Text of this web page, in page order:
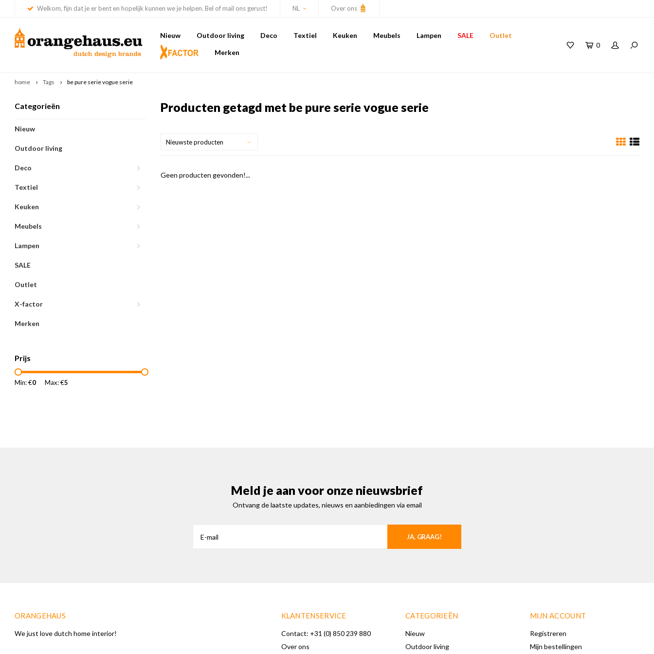
Welkom, fijn dat je er bent en hopelijk kunnen we je helpen. Bel of mail ons gerust! NL Over ons
Nieuw Outdoor living Deco Textiel Keuken Meubels Lampen SALE Outlet
Merken
0
home Tags be pure serie vogue serie
Categorieën
Nieuw
Outdoor living
Deco
Textiel
Keuken
Meubels
Lampen
SALE
Outlet
X-factor
Merken
Prijs
Min: €0 Max: €5
Producten getagd met be pure serie vogue serie
Nieuwste producten
Geen producten gevonden!...
Meld je aan voor onze nieuwsbrief
Ontvang de laatste updates, nieuws en aanbiedingen via email
JA, GRAAG!
ORANGEHAUS
We just love dutch home interior!
KLANTENSERVICE
Contact: +31 (0) 850 239 880
Over ons
CATEGORIEËN
Nieuw
Outdoor living
MIJN ACCOUNT
Registreren
Mijn bestellingen